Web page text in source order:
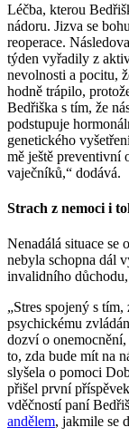
Léčba, kterou
nádoru. Jizva se
reoperace.
týden vyřadily z
nevolnosti a pocitu,
hodně trápilo,
Bedřiška s tím, že
podstupuje
genetického
mě ještě preventivní
vaječníků,“ dodává.
Strach z nemoci i
Nenadálá situace se
nebyla schopna dál
invalidního
„Stres spojený s
psychickému
dozví o onemocnění,
to, zda bude mít na
slyšela o pomoci
přišel první
vděčností paní
andělem, jakmile se